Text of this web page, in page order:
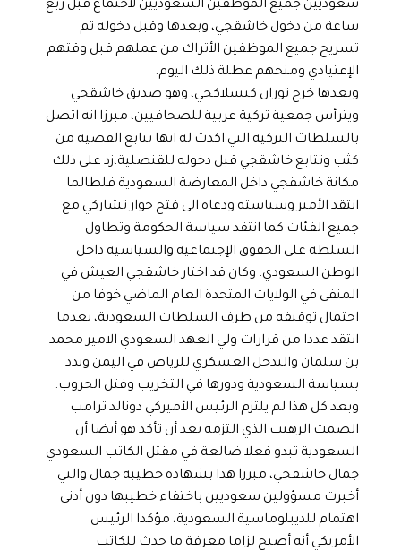
سعوديين جميع الموظفين السعوديين لاجتماع قبل ربع
ساعة من دخول خاشقجي، وبعدها وقبل دخوله تم
تسريح جميع الموظفين الأتراك من عملهم قبل وقتهم
الإعتيادي ومنحهم عطلة ذلك اليوم.
وبعدها خرج توران كيسلاكجي، وهو صديق خاشقجي
ويترأس جمعية تركية عربية للصحافيين، مبرزا انه اتصل
بالسلطات التركية التي اكدت له انها تتابع القضية من
كثب وتتابع خاشقجي قبل دخوله للقنصلية،زد على ذلك
مكانة خاشقجي داخل المعارضة السعودية فلطالما
انتقد الأمير وسياسته ودعاه الى فتح حوار تشاركي مع
جميع الفئات كما انتقد سياسة الحكومة وتطاول
السلطة على الحقوق الإجتماعية والسياسية داخل
الوطن السعودي. وكان قد اختار خاشقجي العيش في
المنفى في الولايات المتحدة العام الماضي خوفا من
احتمال توقيفه من طرف السلطات السعودية، بعدما
انتقد عددا من قرارات ولي العهد السعودي الامير محمد
بن سلمان والتدخل العسكري للرياض في اليمن وندد
بسياسة السعودية ودورها في التخريب وفتل الحروب.
وبعد كل هذا لم يلتزم الرئيس الأميركي دونالد ترامب
الصمت الرهيب الذي التزمه بعد أن تأكد هو أيضا أن
السعودية تبدو فعلا ضالعة في مقتل الكاتب السعودي
جمال خاشقجي، مبرزا هذا بشهادة خطيبة جمال والتي
أخبرت مسؤولين سعوديين باختفاء خطيبها دون أدنى
اهتمام للديبلوماسية السعودية، مؤكدا الرئيس
الأمريكي أنه أصبح لزاما معرفة ما حدث للكاتب